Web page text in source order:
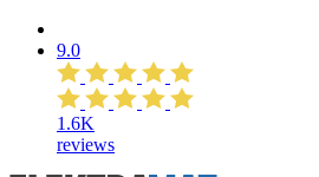
9.0
1.6K
reviews